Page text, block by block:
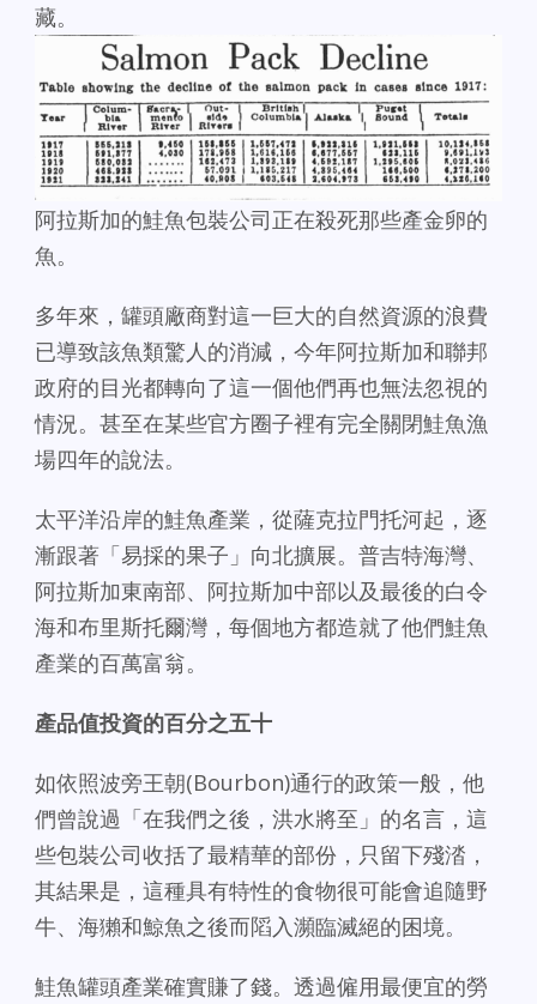
藏。
阿拉斯加的鮭魚包裝公司正在殺死那些產金卵的
魚。
多年來，罐頭廠商對這一巨大的自然資源的浪費
已導致該魚類驚人的消減，今年阿拉斯加和聯邦
政府的目光都轉向了這一個他們再也無法忽視的
情況。甚至在某些官方圈子裡有完全關閉鮭魚漁
場四年的說法。
太平洋沿岸的鮭魚產業，從薩克拉門托河起，逐
漸跟著「易採的果子」向北擴展。普吉特海灣、
阿拉斯加東南部、阿拉斯加中部以及最後的白令
海和布里斯托爾灣，每個地方都造就了他們鮭魚
產業的百萬富翁。
產品值投資的百分之五十
如依照波旁王朝(Bourbon)通行的政策一般，他
們曾說過「在我們之後，洪水將至」的名言，這
些包裝公司收括了最精華的部份，只留下殘涾，
其結果是，這種具有特性的食物很可能會追隨野
牛、海獺和鯨魚之後而䧟入瀕臨滅絕的困境。
鮭魚罐頭產業確實賺了錢。透過僱用最便宜的勞